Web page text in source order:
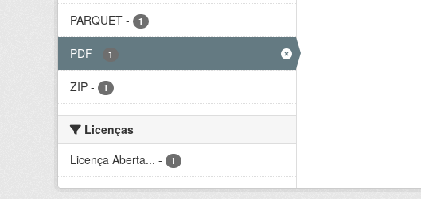
PARQUET - 1
PDF - 1
ZIP - 1
Licenças
Licença Aberta... - 1